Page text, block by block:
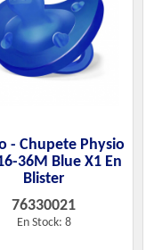
- Chupete Physio
36M Blue X1 En
Blister
76330021
En Stock: 8